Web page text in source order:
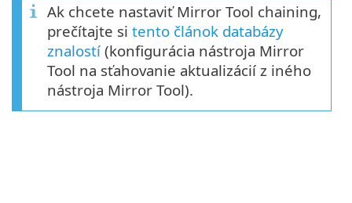
Ak chcete nastaviť Mirror Tool chaining,
prečítajte si tento článok databázy
znalostí (konfigurácia nástroja Mirror
Tool na sťahovanie aktualizácií z iného
nástroja Mirror Tool).